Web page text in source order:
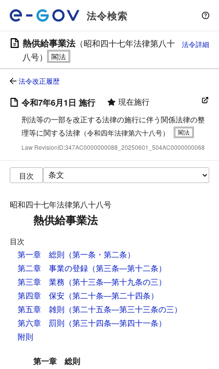
法令検索
熱供給事業法（昭和四十七年法律第八十
八号）
法令詳細
法令改正履歴
令和7年6月1日 施行 現在施行
刑法等の一部を改正する法律の施行に伴う関係法律の整
理等に関する法律 （令和四年法律第六十八号）
Law RevisionID:347AC0000000088_20250601_504AC0000000068
目次
昭和四十七年法律第八十八号
熱供給事業法
目次
第一章 総則 （第一条・第二条）
第二章 事業の登録 （第三条―第十二条）
第三章 業務 （第十三条―第十九条の三）
第四章 保安 （第二十条―第二十四条）
第五章 雑則 （第二十五条―第三十三条の三）
第六章 罰則 （第三十四条―第四十一条）
附則
第一章 総則